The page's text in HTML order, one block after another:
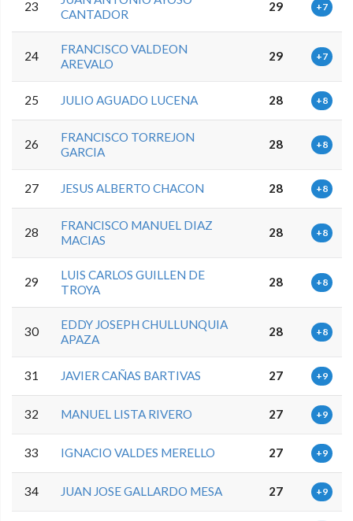
23
CANTADOR
29 +7
24
FRANCISCO VALDEON
AREVALO
29 +7
25 JULIO AGUADO LUCENA 28 +8
26
FRANCISCO TORREJON
GARCIA
28 +8
27 JESUS ALBERTO CHACON 28 +8
28
FRANCISCO MANUEL DIAZ
MACIAS
28 +8
29
LUIS CARLOS GUILLEN DE
TROYA
28 +8
30
EDDY JOSEPH CHULLUNQUIA
APAZA
28 +8
31 JAVIER CAÑAS BARTIVAS 27 +9
32 MANUEL LISTA RIVERO 27 +9
33 IGNACIO VALDES MERELLO 27 +9
34 JUAN JOSE GALLARDO MESA 27 +9